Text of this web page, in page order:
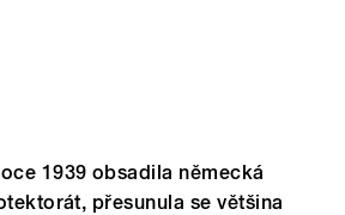
1939 obsadila německá
přesunula se většina